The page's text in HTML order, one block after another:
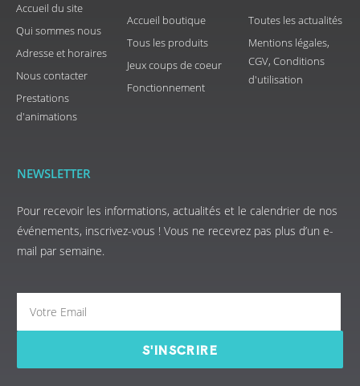
Accueil du site
Qui sommes nous
Adresse et horaires
Nous contacter
Prestations
d'animations
Accueil boutique
Tous les produits
Jeux coups de coeur
Fonctionnement
Toutes les actualités
Mentions légales,
CGV, Conditions
d'utilisation
NEWSLETTER
Pour recevoir les informations, actualités et le calendrier de nos
événements, inscrivez-vous ! Vous ne recevrez pas plus d’un e-
mail par semaine.
S'INSCRIRE